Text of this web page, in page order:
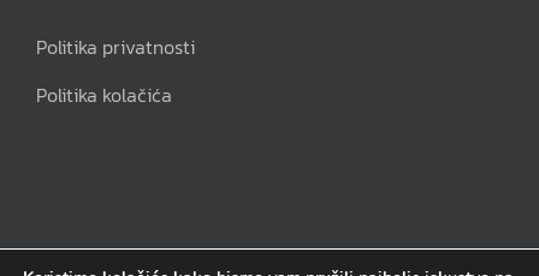
Politika privatnosti
Politika kolačića